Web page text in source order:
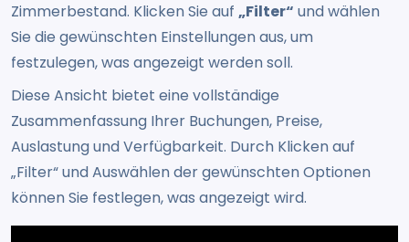
Zimmerbestand. Klicken Sie auf „Filter“ und wählen
Sie die gewünschten Einstellungen aus, um
festzulegen, was angezeigt werden soll.
Diese Ansicht bietet eine vollständige
Zusammenfassung Ihrer Buchungen, Preise,
Auslastung und Verfügbarkeit. Durch Klicken auf
„Filter“ und Auswählen der gewünschten Optionen
können Sie festlegen, was angezeigt wird.